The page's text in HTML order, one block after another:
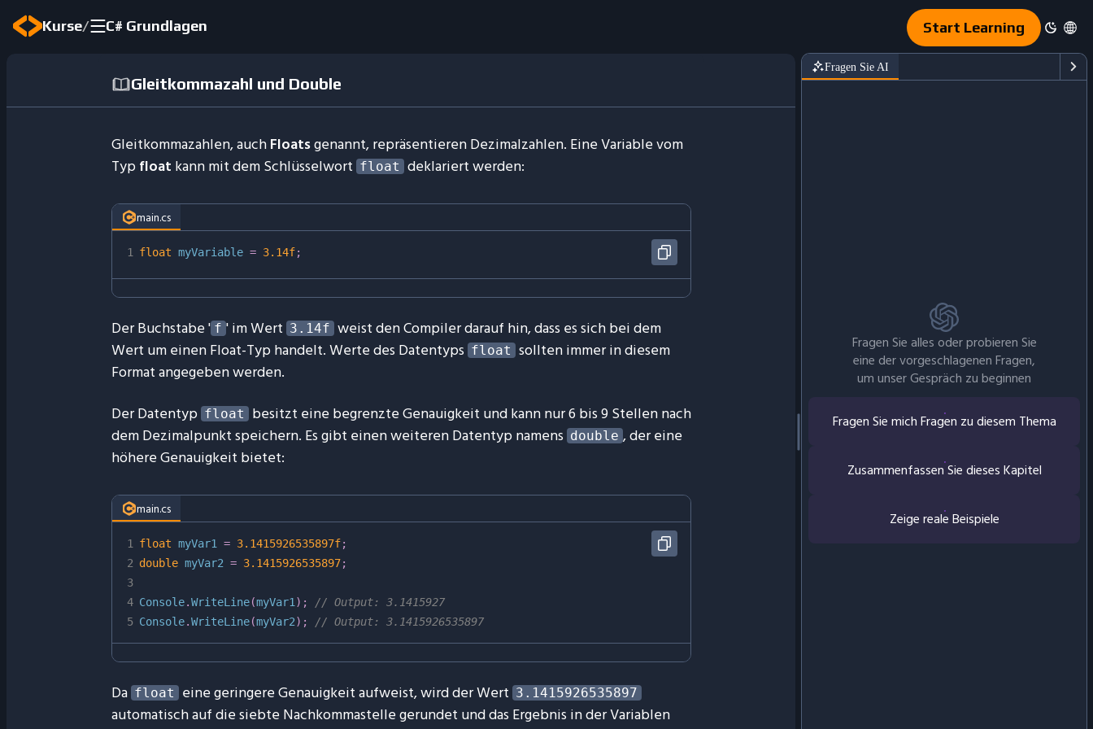
Kurse/ C# Grundlagen Start Learning
Gleitkommazahl und Double
Gleitkommazahlen, auchFloatsgenannt, repräsentieren Dezimalzahlen. Eine Variable vom
Typfloat kann mit dem Schlüsselwort float deklariert werden:
main.cs
1 float myVariable = 3.14f;
Der Buchstabe ' f ' im Wert 3.14f weist den Compiler darauf hin, dass es sich bei dem
Wert um einen Float-Typ handelt. Werte des Datentyps float sollten immer in diesem
Format angegeben werden.
Der Datentyp float besitzt eine begrenzte Genauigkeit und kann nur 6 bis 9 Stellen nach
dem Dezimalpunkt speichern. Es gibt einen weiteren Datentyp namens double , der eine
höhere Genauigkeit bietet:
main.cs
1
2
3
4
5
float myVar1 = 3.1415926535897f;
double myVar2 = 3.1415926535897;
Console.WriteLine(myVar1 ) ;
// Output: 3.1415927
Console.WriteLine(myVar2) ; // Output: 3.1415926535897
Da float eine geringere Genauigkeit aufweist, wird der Wert 3.1415926535897
automatisch auf die siebte Nachkommastelle gerundet und das Ergebnis in der Variablen
Fragen Sie AI
Fragen Sie alles oder probieren Sie
eine der vorgeschlagenen Fragen,
um unser Gespräch zu beginnen
Fragen Sie mich Fragen zu diesem Thema
Zusammenfassen Sie dieses Kapitel
Zeige reale Beispiele